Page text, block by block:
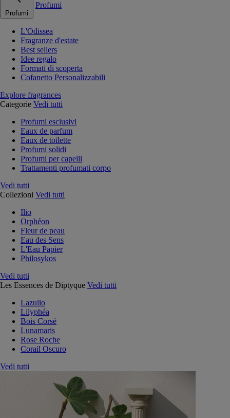
Profumi
Profumi
L'Odissea
Fragranze d'estate
Best sellers
Idee regalo
Formati di scoperta
Cofanetto Personalizzabili
Explore fragrances
Categorie Vedi tutti
Profumi esclusivi
Eaux de parfum
Eaux de toilette
Profumi solidi
Profumi per capelli
Trattamenti profumati corpo
Vedi tutti
Collezioni Vedi tutti
Ilio
Orphéon
Fleur de peau
Eau des Sens
L'Eau Papier
Philosykos
Vedi tutti
Les Essences de Diptyque Vedi tutti
Lazulio
Lilyphéa
Bois Corsé
Lunamaris
Rose Roche
Corail Oscuro
Vedi tutti